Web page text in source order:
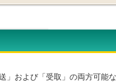
および「受取」の両方可能な